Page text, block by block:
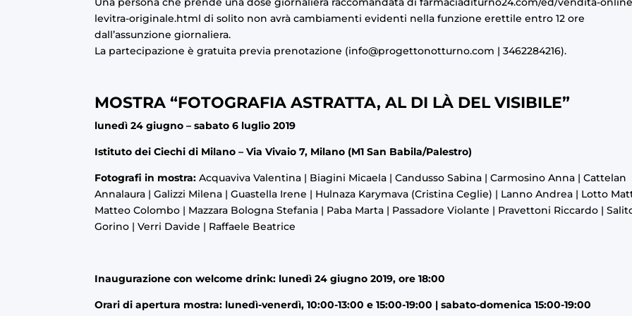
levitra-originale.html di solito non avrà cambiamenti evidenti nella funzione erettile entro 12 ore
dall’assunzione giornaliera.
La partecipazione è gratuita previa prenotazione (info@progettonotturno.com | 3462284216).
MOSTRA “FOTOGRAFIA ASTRATTA, AL DI LÀ DEL VISIBILE”
lunedì 24 giugno – sabato 6 luglio 2019
Istituto dei Ciechi di Milano – Via Vivaio 7, Milano (M1 San Babila/Palestro)
Fotografi in mostra: Acquaviva Valentina | Biagini Micaela | Candusso Sabina | Carmosino Anna | Cattelan
Annalaura | Galizzi Milena | Guastella Irene | Hulnaza Karymava (Cristina Ceglie) | Lanno Andrea | Lotto
Matteo Colombo | Mazzara Bologna Stefania | Paba Marta | Passadore Violante | Pravettoni Riccardo |
Gorino | Verri Davide | Raffaele Beatrice
Inaugurazione con welcome drink: lunedì 24 giugno 2019, ore 18:00
Orari di apertura mostra: lunedì-venerdì, 10:00-13:00 e 15:00-19:00 | sabato-domenica 15:00-19:00